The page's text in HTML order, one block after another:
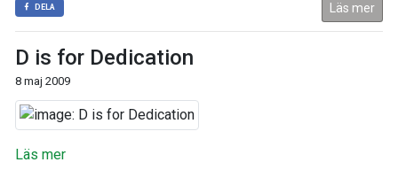
DELA Läs mer
D is for Dedication
8 maj 2009
Läs mer